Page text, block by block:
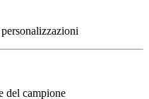
del campione